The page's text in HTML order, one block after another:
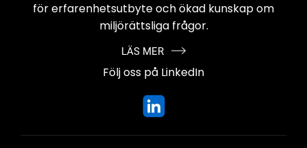
för erfarenhetsutbyte ochökad kunskap om
miljörättsliga frågor.
LÄS MER
Följ oss på LinkedIn